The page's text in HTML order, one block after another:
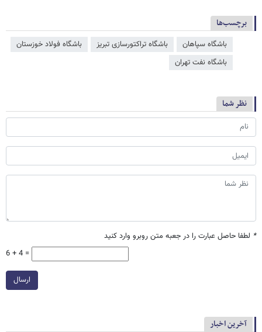
برچسب‌ها
باشگاه سپاهان باشگاه تراکتورسازی تبریز
باشگاه فولاد خوزستان
باشگاه نفت تهران
نظر شما
* لطفا حاصل عبارت را در جعبه متن روبرو وارد کنید
6 + 4 =
ارسال
آخرین اخبار